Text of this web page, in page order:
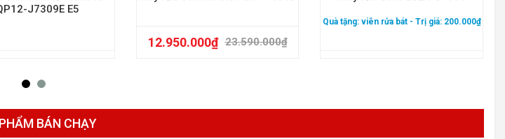
J7309E E5
23.590.000₫
12.950.000₫
Quà tặng: viên rửa bát - Trị giá: 200.000₫
BÁN CHẠY